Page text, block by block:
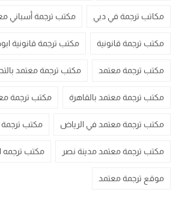
مكاتب ترجمة في دبي مكتب ترجمة أسباني
مكتب ترجمة قانونية مكتب ترجمة قانونية
مكتب ترجمة معتمد مكتب ترجمة معتمد
مكتب ترجمة معتمد بالقاهرة مكتب ترجمة
مكتب ترجمة معتمد في الرياض مكتب
مكتب ترجمة معتمد مدينة نصر مكتب ترجمه
موقع ترجمة معتمد